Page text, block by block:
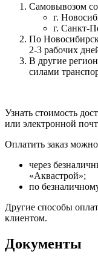
Самовывозом
г.
г. Санкт-
По
2-3 рабочих
В другие
силами
Узнать стоимость
или электронной
Оплатить заказ
через
«Аквастрой»;
по
Другие способы
клиентом.
Документы